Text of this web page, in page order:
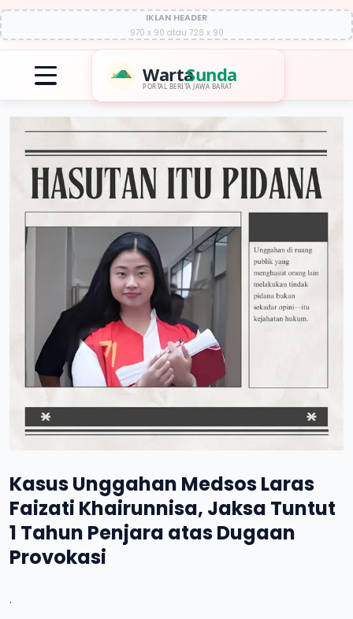
IKLAN HEADER
970 x 90 atau 728 x 90
WartaSunda
PORTAL BERITA JAWA BARAT
Kasus Unggahan Medsos Laras
Faizati Khairunnisa, Jaksa Tuntut
1 Tahun Penjara atas Dugaan
Provokasi
.